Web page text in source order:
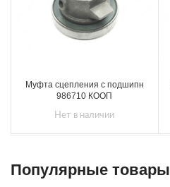
Муфта сцепления с подшипн
986710 КООП
Нет в наличии
Популярные товары